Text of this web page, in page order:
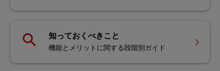
知っておくべきこと
機能とメリットに関する段階別ガイド